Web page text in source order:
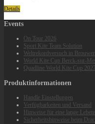
Details
Events
On Tour 2026
Sport Kite Team Solution
Weltrekordversuch in
World Kite Cup
Quadline World Kite Cup
Produktinformationen
Handle Einstellungen
Verfügbarkeiten und Versand
Hinweise für eine lange
Sicherheitshinweise beim